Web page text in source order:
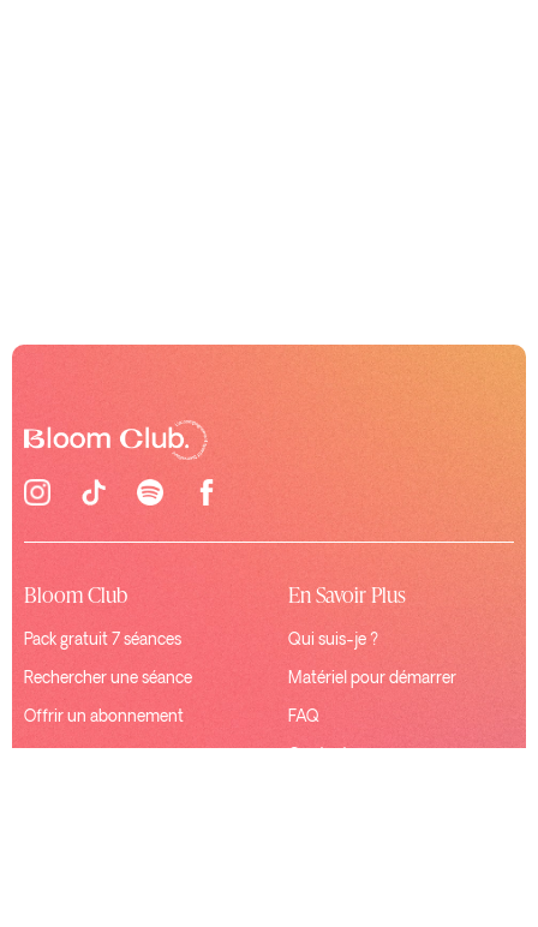
Bloom Club
Pack gratuit 7 séances
Rechercher une séance
Offrir un abonnement
En Savoir Plus
Qui suis-je ?
Matériel pour démarrer
FAQ